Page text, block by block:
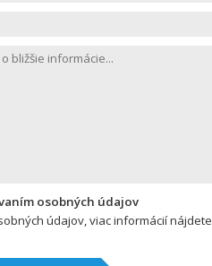
osobných údajov
údajov, viac informácií nájdete